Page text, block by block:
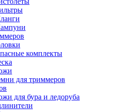
комплекты
для триммеров
для бура и ледоруба